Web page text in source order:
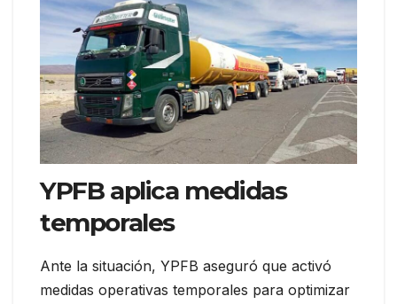
YPFB aplica medidas
temporales
Ante la situación, YPFB aseguró que activó
medidas operativas temporales para optimizar